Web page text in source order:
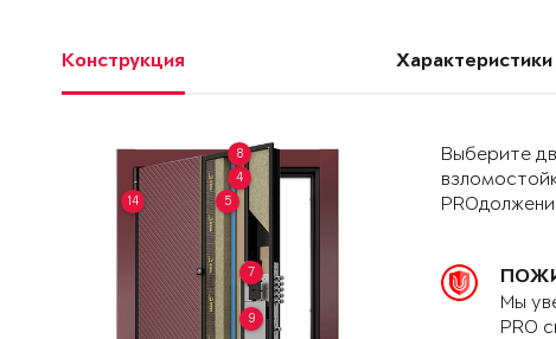
Конструкция Характеристики
4
5
7
8
9
14
Выберите
Мы
PRO